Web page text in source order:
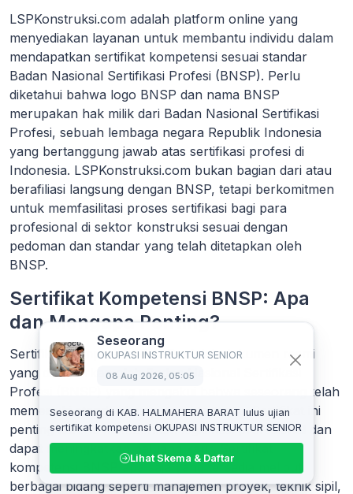
LSPKonstruksi.com adalah platform online yang
menyediakan layanan untuk membantu individu dalam
mendapatkan sertifikat kompetensi sesuai standar
Badan Nasional Sertifikasi Profesi (BNSP). Perlu
diketahui bahwa logo BNSP dan nama BNSP
merupakan hak milik dari Badan Nasional Sertifikasi
Profesi, sebuah lembaga negara Republik Indonesia
yang bertanggung jawab atas sertifikasi profesi di
Indonesia. LSPKonstruksi.com bukan bagian dari atau
berafiliasi langsung dengan BNSP, tetapi berkomitmen
untuk memfasilitasi proses sertifikasi bagi para
profesional di sektor konstruksi sesuai dengan
pedoman dan standar yang telah ditetapkan oleh
BNSP.
Sertifikat Kompetensi BNSP: Apa
dan Mengapa Penting?
Sertifikat Kompetensi BNSP adalah dokumen resmi
yang dikeluarkan oleh Badan Nasional Sertifikasi
Profesi (BNSP) yang mengakui bahwa seseorang telah
memenuhi standar kompetensi tertentu. Sertifikat ini
penting karena memberikan legitimasi profesional dan
dapat meningkatkan peluang karir. Sertifikat
kompetensi BNSP apa saja yang tersedia meliputi
berbagai bidang seperti manajemen proyek, teknik sipil,
Seseorang
OKUPASI INSTRUKTUR SENIOR
08 Aug 2026, 05:05
Seseorang di KAB. HALMAHERA BARAT lulus ujian
sertifikat kompetensi OKUPASI INSTRUKTUR SENIOR
Lihat Skema & Daftar